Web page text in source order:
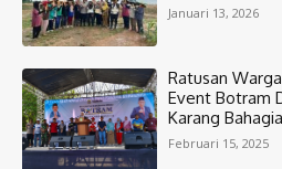
Januari 13, 2026
Ratusan
Event Botram
Karang Bahagia
Februari 15, 2025